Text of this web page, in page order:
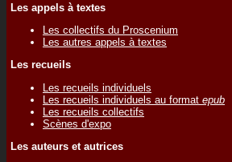
Les appels à textes
Les collectifs du Proscenium
Les autres appels à textes
Les recueils
Les recueils individuels
Les recueils individuels au format epub
Les recueils collectifs
Scènes d'expo
Les auteurs et autrices